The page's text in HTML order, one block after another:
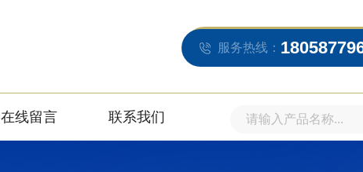
服务热线：
在线留言 联系我们